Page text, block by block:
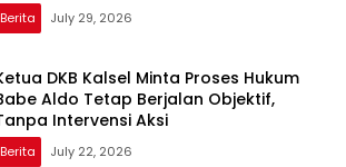
Berita July 29, 2026
DKB Kalsel Minta Proses Hukum
Aldo Tetap Berjalan Objektif,
Intervensi Aksi
Berita July 22, 2026